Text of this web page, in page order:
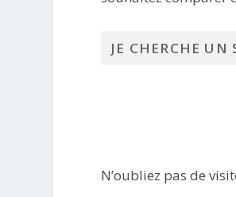
N’oubliez pas de